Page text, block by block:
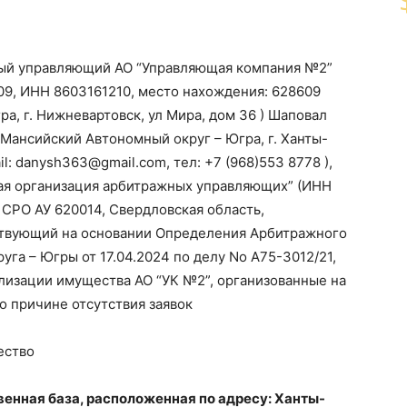
управляющий АО “Управляющая компания №2”
ИНН 8603161210, место нахождения: 628609
г. Нижневартовск, ул Мира, дом 36 ) Шаповал
Автономный округ – Югра, г. Ханты-
danysh363@gmail.com, тел: +7 (968)553 8778 ),
организация арбитражных управляющих” (ИНН
АУ 620014, Свердловская область,
на основании Определения Арбитражного
– Югры от 17.04.2024 по делу No А75-3012/21,
имущества АО “УК №2”, организованные на
отсутствия заявок
база, расположенная по адресу: Ханты-